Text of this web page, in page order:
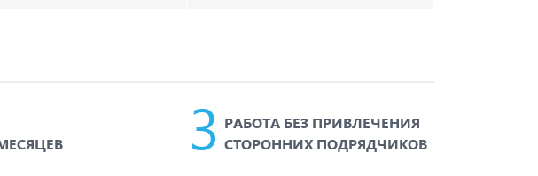
РАБОТА БЕЗ ПРИВЛЕЧЕНИЯ
СТОРОННИХ ПОДРЯДЧИКОВ